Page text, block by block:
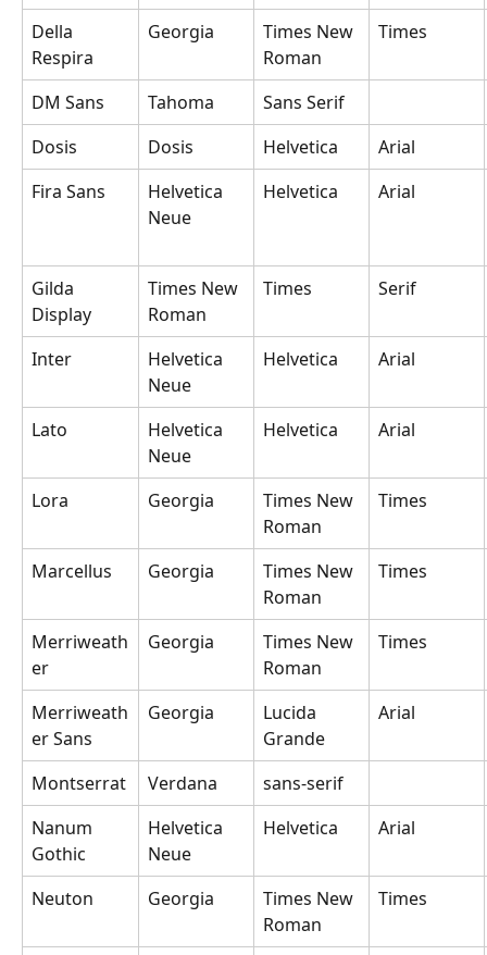
Della
Respira
Georgia
Times New
Roman
Times
DM Sans Tahoma
Sans Serif
Dosis
Dosis Helvetica
Arial
Fira Sans
Helvetica
Neue
Helvetica Arial
Gilda
Display
Times New
Roman
Times Serif
Inter
Helvetica
Neue
Helvetica Arial
Lato
Helvetica
Neue
Helvetica Arial
Lora Georgia
Times New
Roman
Times
Marcellus Georgia
Times New
Roman
Times
Merriweath
er
Georgia
Times New
Roman
Times
Merriweath
er Sans
Georgia
Lucida
Grande
Arial
Montserrat Verdana
sans-serif
Nanum
Gothic
Helvetica
Neue
Helvetica Arial
Neuton Georgia
Times New
Roman
Times